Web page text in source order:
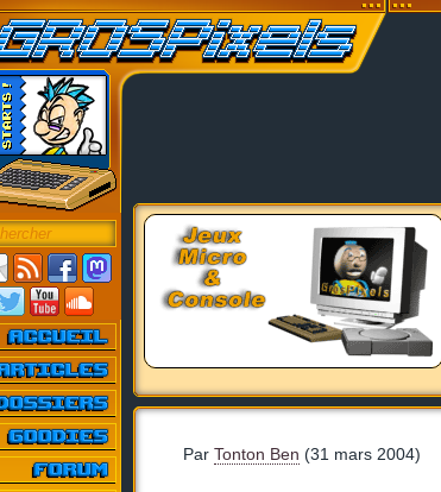
Par Tonton Ben (31 mars 2004)